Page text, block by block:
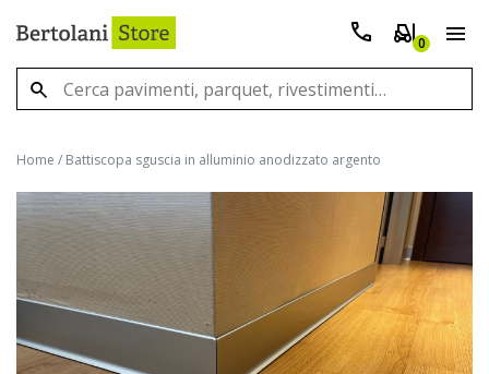
0
Home / Battiscopa sguscia in alluminio anodizzato argento